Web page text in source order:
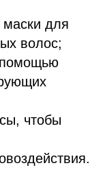
для
волос;
помощью
чтобы